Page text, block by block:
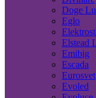
Doge
Eglo
Elstead
Emibig
Escada
Eurosvet
Evoled